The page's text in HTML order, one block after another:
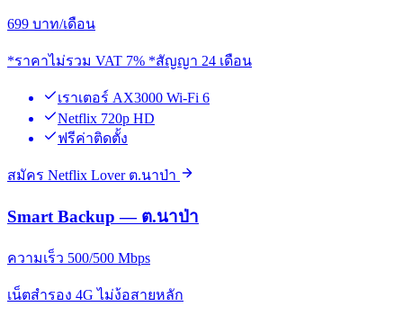
699 บาท/เดือน
*ราคาไม่รวม VAT 7% *สัญญา 24 เดือน
เราเตอร์ AX3000 Wi-Fi 6
Netflix 720p HD
ฟรีค่าติดตั้ง
สมัคร Netflix Lover ต.นาป่า
Smart Backup — ต.นาป่า
ความเร็ว 500/500 Mbps
เน็ตสำรอง 4G ไม่ง้อสายหลัก